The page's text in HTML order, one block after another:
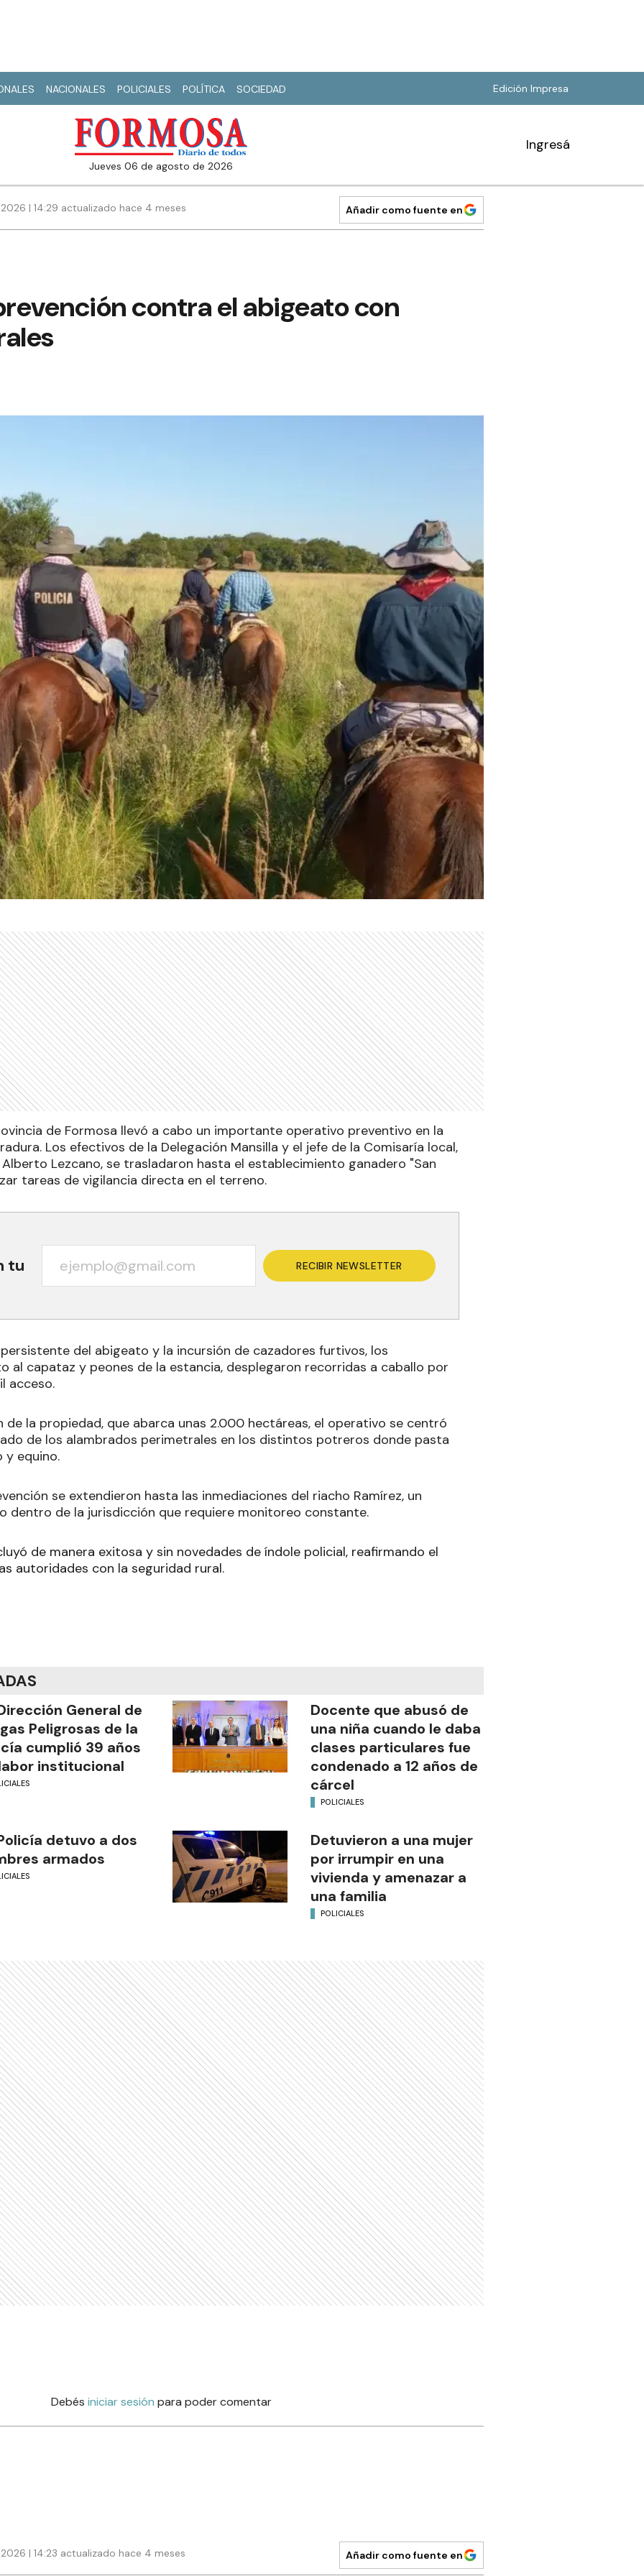
NACIONALES POLICIALES POLÍTICA SOCIEDAD Edición Impresa
jueves 06 de agosto de 2026
Ingresá
| 14:29 actualizado hace 4 meses Añadir como fuente en
contra el abigeato con
de Formosa llevó a cabo un importante operativo preventivo en la
Los efectivos de la Delegación Mansilla y el jefe de la Comisaría local,
Lezcano, se trasladaron hasta el establecimiento ganadero "San
tareas de vigilancia directa en el terreno.
tu RECIBIR NEWSLETTER
del abigeato y la incursión de cazadores furtivos, los
al capataz y peones de la estancia, desplegaron recorridas a caballo por
acceso.
de la propiedad, que abarca unas 2.000 hectáreas, el operativo se centró
de los alambrados perimetrales en los distintos potreros donde pasta
y equino.
se extendieron hasta las inmediaciones del riacho Ramírez, un
dentro de la jurisdicción que requiere monitoreo constante.
de manera exitosa y sin novedades de índole policial, reafirmando el
autoridades con la seguridad rural.
General de
Peligrosas de la
cumplió 39 años
institucional
Docente que abusó de
una niña cuando le daba
clases particulares fue
condenado a 12 años de
cárcel
POLICIALES
detuvo a dos
armados
Detuvieron a una mujer
por irrumpir en una
vivienda y amenazar a
una familia
POLICIALES
Debés iniciar sesión para poder comentar
| 14:23 actualizado hace 4 meses Añadir como fuente en